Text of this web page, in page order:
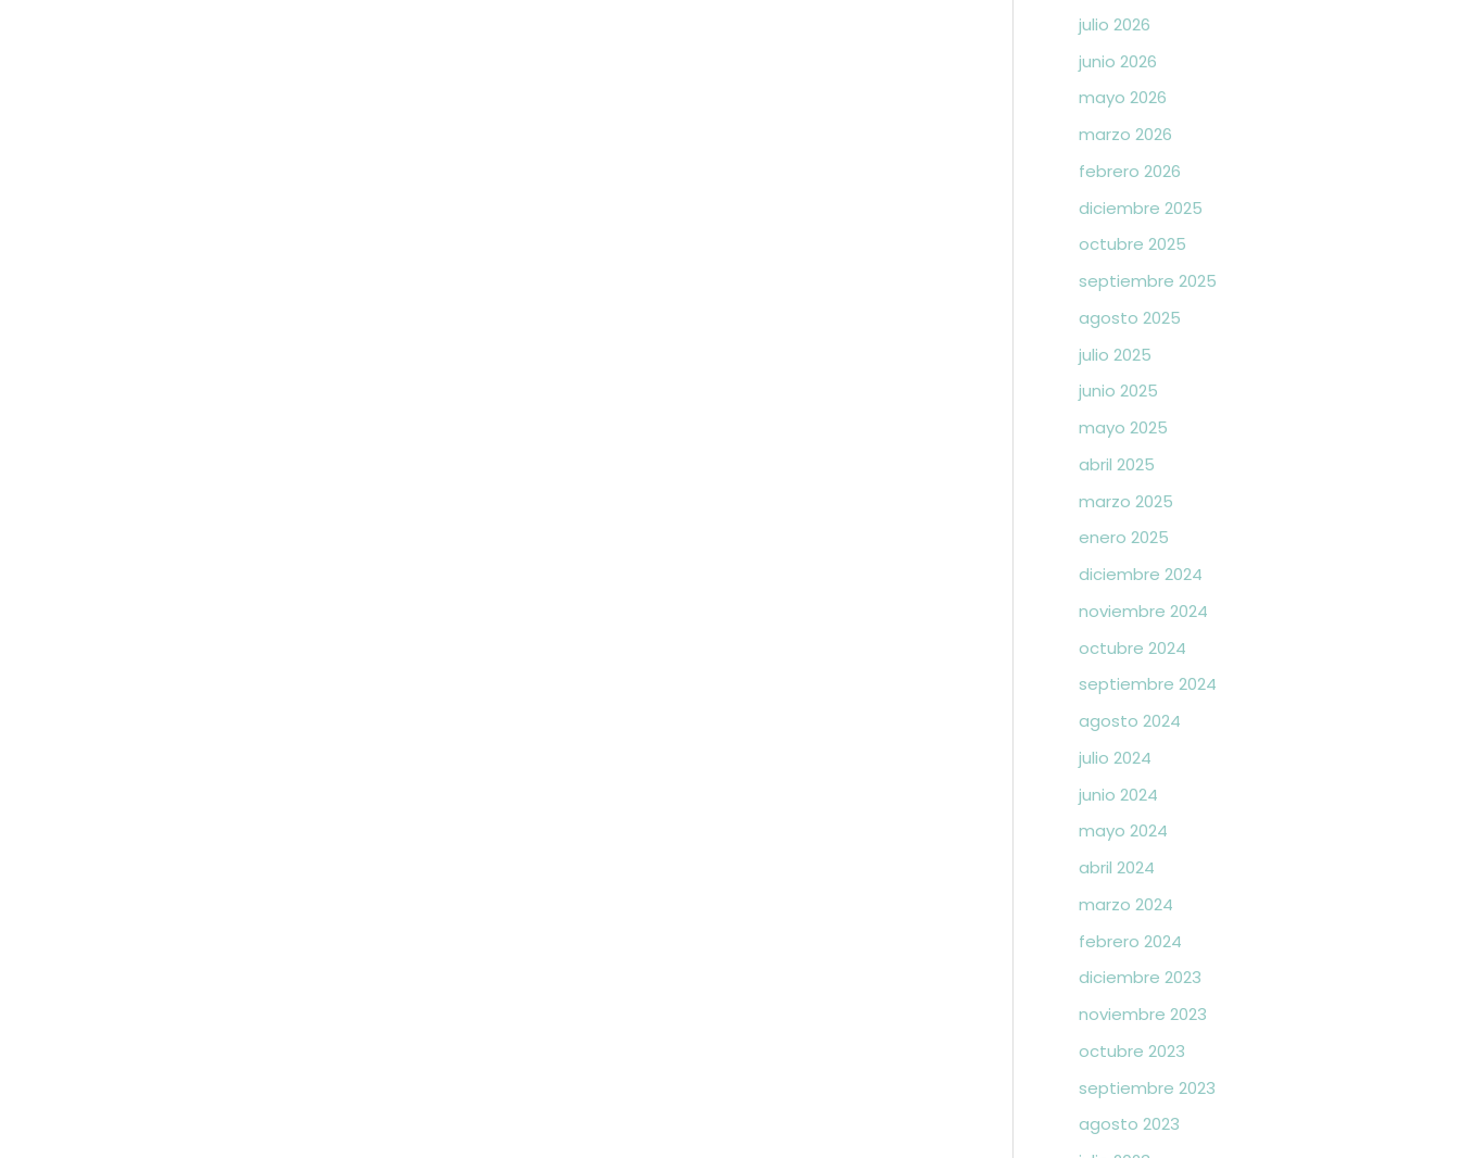
julio 2026
junio 2026
mayo 2026
marzo 2026
febrero 2026
diciembre 2025
octubre 2025
septiembre 2025
agosto 2025
julio 2025
junio 2025
mayo 2025
abril 2025
marzo 2025
enero 2025
diciembre 2024
noviembre 2024
octubre 2024
septiembre 2024
agosto 2024
julio 2024
junio 2024
mayo 2024
abril 2024
marzo 2024
febrero 2024
diciembre 2023
noviembre 2023
octubre 2023
septiembre 2023
agosto 2023